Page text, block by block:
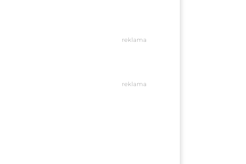
reklama
reklama